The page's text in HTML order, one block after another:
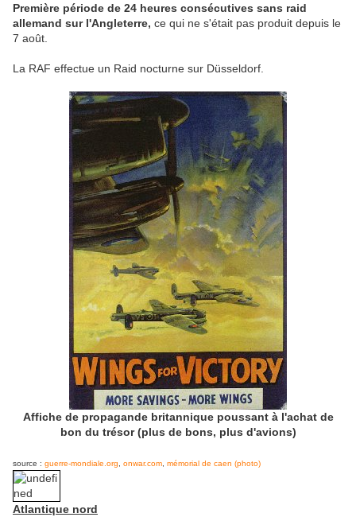
Première période de 24 heures consécutives sans raid
allemand sur l'Angleterre, ce qui ne s'était pas produit depuis le
7 août.
La RAF effectue un Raid nocturne sur Düsseldorf.
Affiche de propagande britannique poussant à l'achat de
bon du trésor (plus de bons, plus d'avions)
source : guerre-mondiale.org onwar.com mémorial de caen (photo)
Atlantique nord